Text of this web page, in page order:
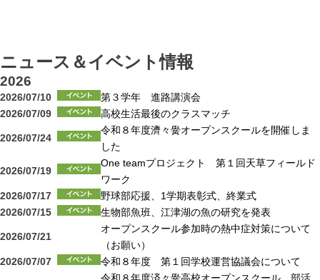
ニュース＆イベント情報
2026
2026/07/10
第３学年 進路講演会
2026/07/09
高校生活最後のクラスマッチ
2026/07/24
令和８年度濟々黌オープンスクールを開催しま
した
2026/07/19
One teamプロジェクト 第１回天草フィールド
ワーク
2026/07/17
野球部応援、1学期表彰式、終業式
2026/07/15
生物部魚班、江津湖の魚の研究を発表
2026/07/21
オープンスクール参加時の熱中症対策について
（お願い）
2026/07/07
令和８年度 第１回学校運営協議会について